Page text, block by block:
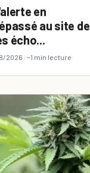
en
au site de
écho...
2026 · ~1 min lecture